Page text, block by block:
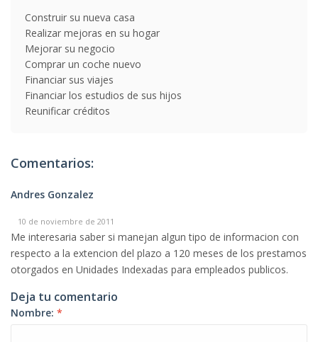
Construir su nueva casa
Realizar mejoras en su hogar
Mejorar su negocio
Comprar un coche nuevo
Financiar sus viajes
Financiar los estudios de sus hijos
Reunificar créditos
Comentarios:
Andres Gonzalez
10 de noviembre de 2011
Me interesaria saber si manejan algun tipo de informacion con
respecto a la extencion del plazo a 120 meses de los prestamos
otorgados en Unidades Indexadas para empleados publicos.
Deja tu comentario
Nombre: *